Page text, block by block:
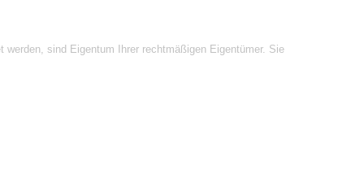
sind Eigentum Ihrer rechtmäßigen Eigentümer. Sie